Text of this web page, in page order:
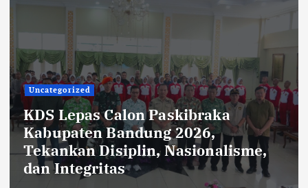
Uncategorized
Rehabilitasi Ruang Kelas SMPN 2
Cilengkrang: CV Cipta Purnama
Abadi Diduga Langgar Aturan
Transparansi dan K3